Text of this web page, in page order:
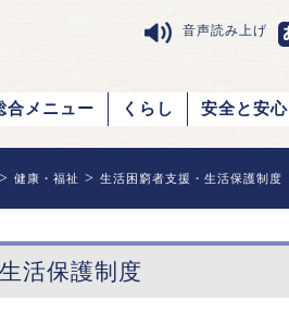
音声読み上げ
合メニュー くらし 安全と安心
> 健康・福祉 > 生活困窮者支援・生活保護制度
活保護制度